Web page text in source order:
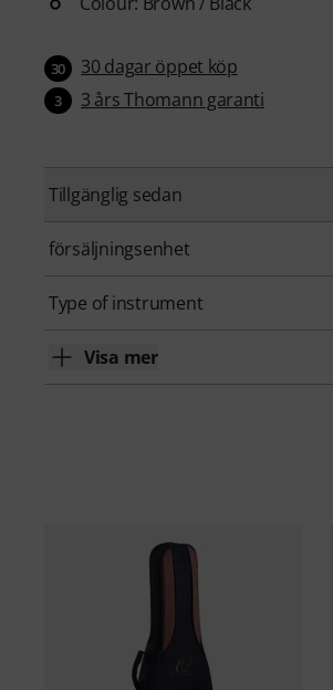
30 30 dagar öppet köp
3 3 års Thomann garanti
Tillgänglig sedan
försäljningsenhet
Type of instrument
Visa mer